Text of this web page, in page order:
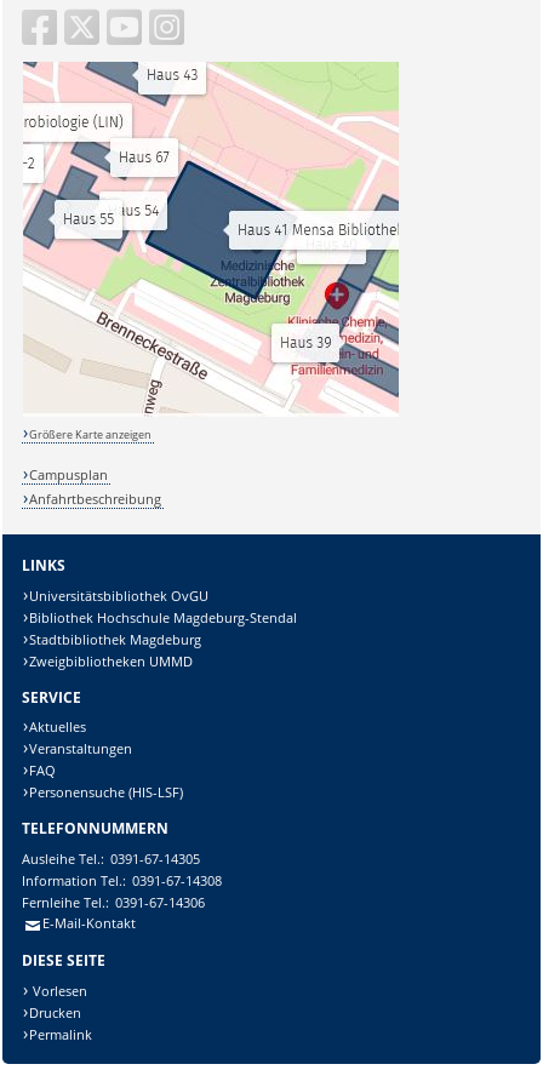
Größere Karte anzeigen
Campusplan
Anfahrtbeschreibung
LINKS
Universitätsbibliothek OvGU
Bibliothek Hochschule Magdeburg-Stendal
Stadtbibliothek Magdeburg
Zweigbibliotheken UMMD
SERVICE
Aktuelles
Veranstaltungen
FAQ
Personensuche (HIS-LSF)
TELEFONNUMMERN
AusleiheTel.: 0391-67-14305
Information Tel.: 0391-67-14308
FernleiheTel.: 0391-67-14306
E-Mail-Kontakt
DIESE SEITE
Vorlesen
Drucken
Permalink